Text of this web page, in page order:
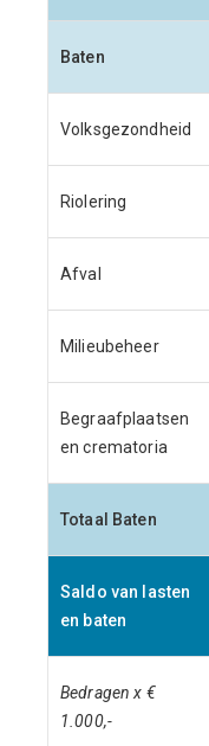
Baten
Volksgezondheid
Riolering
Afval
Milieubeheer
Begraafplaatsen
en crematoria
Totaal Baten
Saldo van lasten
en baten
Bedragen x €
1.000,-